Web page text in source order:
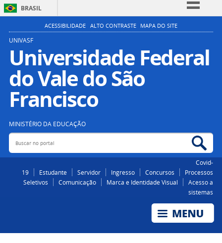
BRASIL
Simplifique!
Participe
Acesso à informação
Legislação
ACESSIBILIDADE ALTO CONTRASTE MAPA DO SITE
UNIVASF
Universidade Federal
do Vale do São
Francisco
MINISTÉRIO DA EDUCAÇÃO
Buscar no portal
Covid-
19
Estudante Servidor Ingresso Concursos
Processos
Seletivos
Comunicação Marca e Identidade Visual
Acesso a
sistemas